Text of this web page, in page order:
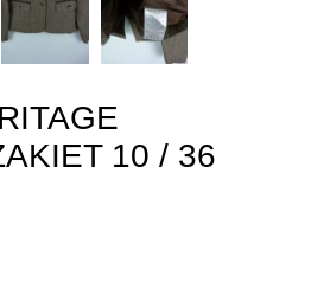
10 / 36